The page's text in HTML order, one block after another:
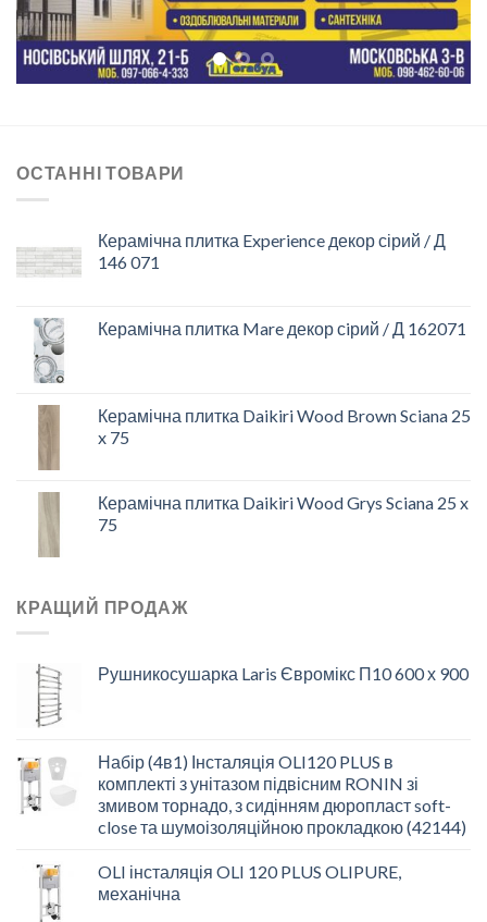
ОСТАННІ ТОВАРИ
Керамічна плитка Experience декор сірий / Д
146 071
Керамічна плитка Mare декор сiрий / Д 162071
Керамічна плитка Daikiri Wood Brown Sciana 25
x 75
Керамічна плитка Daikiri Wood Grys Sciana 25 x
75
КРАЩИЙ ПРОДАЖ
Рушникосушарка Laris Євромікс П10 600 х 900
Набір (4в1) Інсталяція OLI120 PLUS в
комплекті з унітазом підвісним RONIN зі
змивом торнадо, з сидінням дюропласт soft-
close та шумоізоляційною прокладкою (42144)
OLI інсталяція OLI 120 PLUS OLIPURE,
механічна